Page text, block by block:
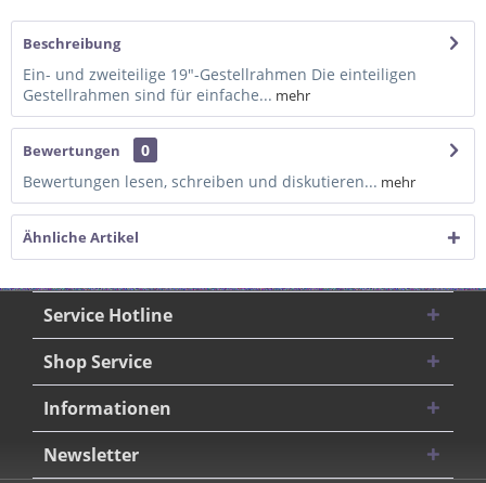
Beschreibung
Ein- und zweiteilige 19"-Gestellrahmen Die einteiligen
Gestellrahmen sind für einfache... mehr
Bewertungen
0
Bewertungen lesen, schreiben und diskutieren... mehr
Ähnliche Artikel
Service Hotline
Shop Service
Informationen
Newsletter